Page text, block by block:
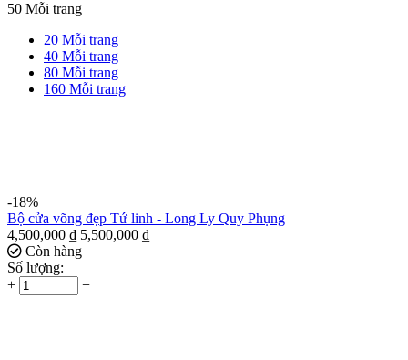
50 Mỗi trang
20 Mỗi trang
40 Mỗi trang
80 Mỗi trang
160 Mỗi trang
-18%
Bộ cửa võng đẹp Tứ linh - Long Ly Quy Phụng
4,500,000 ₫ 5,500,000 ₫
Còn hàng
Số lượng:
+
−